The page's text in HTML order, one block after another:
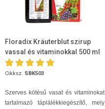
Floradix Kräuterblut szirup
vassal és vitaminokkal 500 ml
Cikksz. SBK503
Szerves kötésű vasat és vitaminokat
tartalmazó táplálékkiegészítő, mely